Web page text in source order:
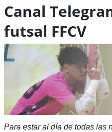
Canal
futsal FFCV
Para estar al día de todas las